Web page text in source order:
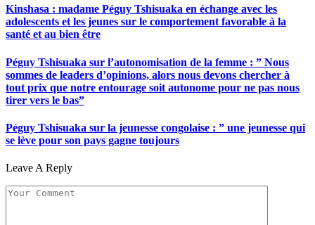
Kinshasa : madame Péguy Tshisuaka en échange avec les
adolescents et les jeunes sur le comportement favorable à la
santé et au bien être
Péguy Tshisuaka sur l’autonomisation de la femme : ” Nous
sommes de leaders d’opinions, alors nous devons chercher à
tout prix que notre entourage soit autonome pour ne pas nous
tirer vers le bas”
Péguy Tshisuaka sur la jeunesse congolaise : ” une jeunesse qui
se lève pour son pays gagne toujours
Leave A Reply